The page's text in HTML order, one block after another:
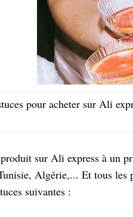
pour acheter sur Ali
sur Ali express à un
Algérie,... Et tous les
suivantes :